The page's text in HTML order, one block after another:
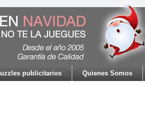
publicitarios Quienes Somos